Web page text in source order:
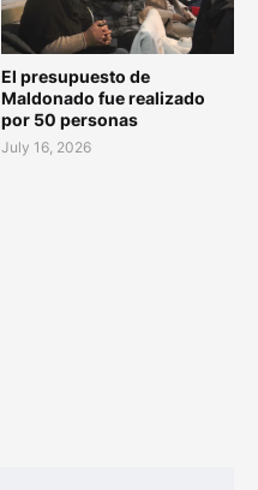
El presupuesto de
Maldonado fue realizado
por 50 personas
July 16, 2026